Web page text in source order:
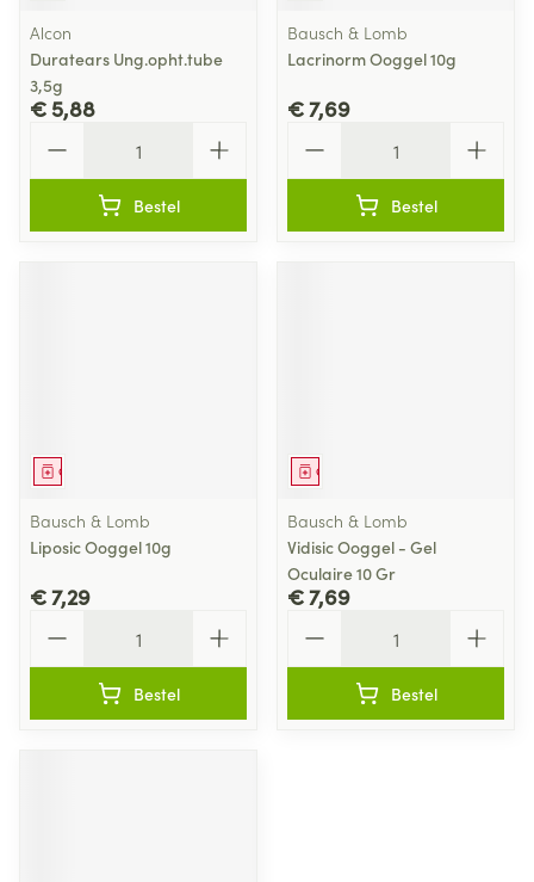
Alcon
Duratears Ung.opht.tube
3,5g
€ 5,88
Bestel
Bausch & Lomb
Lacrinorm Ooggel 10g
€ 7,69
Bestel
Geneesmiddel
Bausch & Lomb
Liposic Ooggel 10g
€ 7,29
Bestel
Geneesmiddel
Bausch & Lomb
Vidisic Ooggel - Gel
Oculaire 10 Gr
€ 7,69
Bestel